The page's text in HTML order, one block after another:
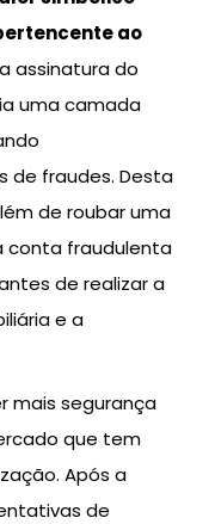
ao
assinatura do
uma camada
de fraudes. Desta
de roubar uma
conta fraudulenta
de realizar a
e a
mais segurança
que tem
Após a
de